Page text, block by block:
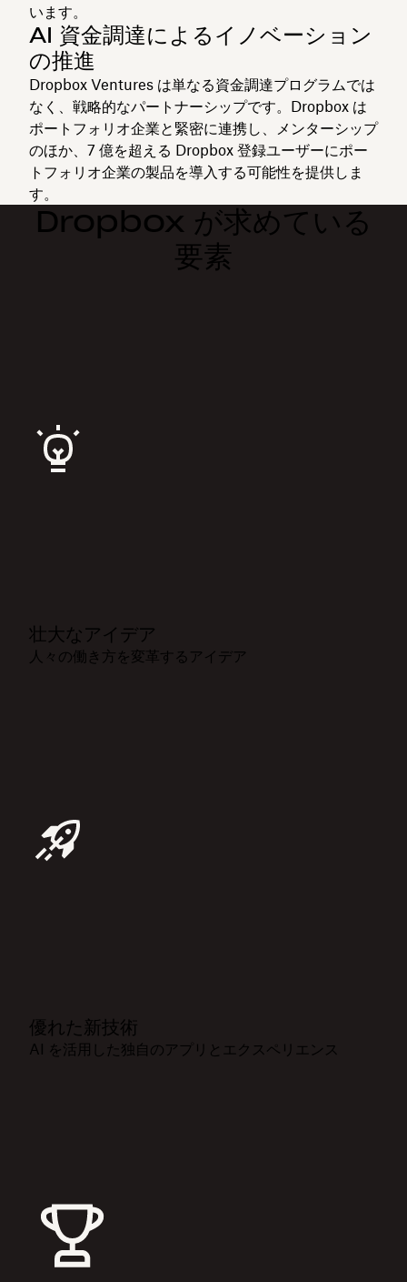
います。
AI 資金調達によるイノベーション
の推進
Dropbox Ventures は単なる資金調達プログラムでは
なく、戦略的なパートナーシップです。Dropbox は
ポートフォリオ企業と緊密に連携し、メンターシップ
のほか、7 億を超える Dropbox 登録ユーザーにポー
トフォリオ企業の製品を導入する可能性を提供しま
す。
Dropbox が求めている
要素
壮大なアイデア
人々の働き方を変革するアイデア
優れた新技術
AI を活用した独自のアプリとエクスペリエンス